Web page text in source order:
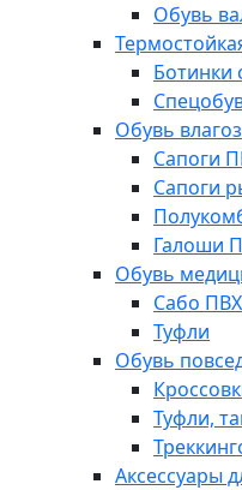
Обувь
Ботинки
Обувь
Сапоги
Сапоги
Галоши
Обувь
Сабо
Туфли
Обувь
Туфли,
Аксессуары